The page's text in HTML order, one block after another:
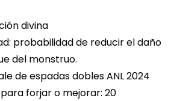
divina
probabilidad de reducir el daño
del monstruo.
de espadas dobles ANL 2024
forjar o mejorar: 20